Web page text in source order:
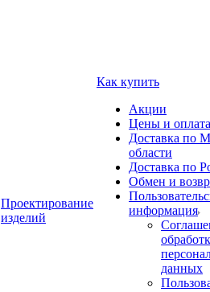
Проектирование
изделий
Как купить
Акции
Цены и оплата
Доставка по
области
Доставка по
Обмен и
информация
данных